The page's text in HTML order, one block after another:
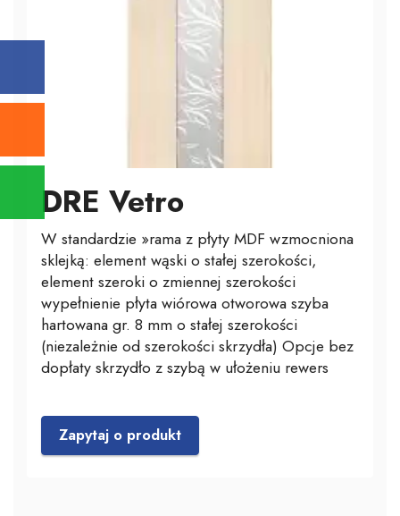
DRE Vetro
W standardzie »rama z płyty MDF wzmocniona
sklejką: element wąski o stałej szerokości,
element szeroki o zmiennej szerokości
wypełnienie płyta wiórowa otworowa szyba
hartowana gr. 8 mm o stałej szerokości
(niezależnie od szerokości skrzydła) Opcje bez
dopłaty skrzydło z szybą w ułożeniu rewers
Zapytaj o produkt